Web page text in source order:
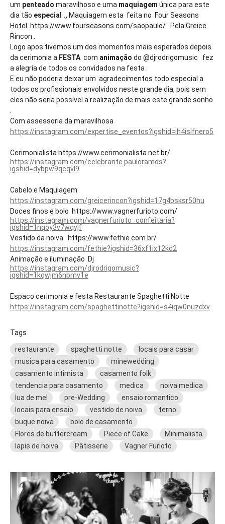
um penteado maravilhoso e uma maquiagem única para este
dia tão especial ., Maquiagem esta feita no Four Seasons
Hotel https://www.fourseasons.com/saopaulo/ Pela Greice
Rincon .
Logo apos tivemos um dos momentos mais esperados depois
da cerimonia a FESTA com animação do @djrodrigomusic fez
a alegria de todos os convidados na festa .
E eu não poderia deixar um agradecimentos todo especial a
todos os profissionais envolvidos neste grande dia, pois sem
eles não seria possível a realização de mais este grande sonho
Com assessoria da maravilhosa
https://instagram.com/expertise_eventos?igshid=ih4islfnero5
Cerimonialista https://www.cerimonialista.net.br/
https://instagram.com/celebrante.pauloramos?
igshid=dybpw9qcqvl9
Cabelo e Maquiagem
https://instagram.com/greicerincon?igshid=17g4bsksr50hu
Doces finos e bolo https://www.vagnerfurioto.com/
https://instagram.com/vagnerfurioto_confeitaria?
igshid=1nqoy3v7wqvjf
Vestido da noiva. https://www.fethie.com.br/
https://instagram.com/fethie?igshid=36xf1ix12kd2
Animação e iluminação Dj
https://instagram.com/djrodrigomusic?
igshid=1kqwjm6nbmv1e
Espaco cerimonia e festa Restaurante Spaghetti Notte
https://instagram.com/spaghettinotte?igshid=s4iqw0nuzdxv
Tags
restaurante spaghetti notte
locais para casar
musica para casamento
minewedding
casamento intimista
casamento folk
tendencia para casamento
medica
noiva medica
lua de mel
pre-Wedding
ensaio romantico
locais para ensaio
vestido de noiva
terno
buque noiva
bolo de casamento
Flores de buttercream
Piece of Cake
Minimalista
lapis de noiva
Pâtisserie Vagner Furioto